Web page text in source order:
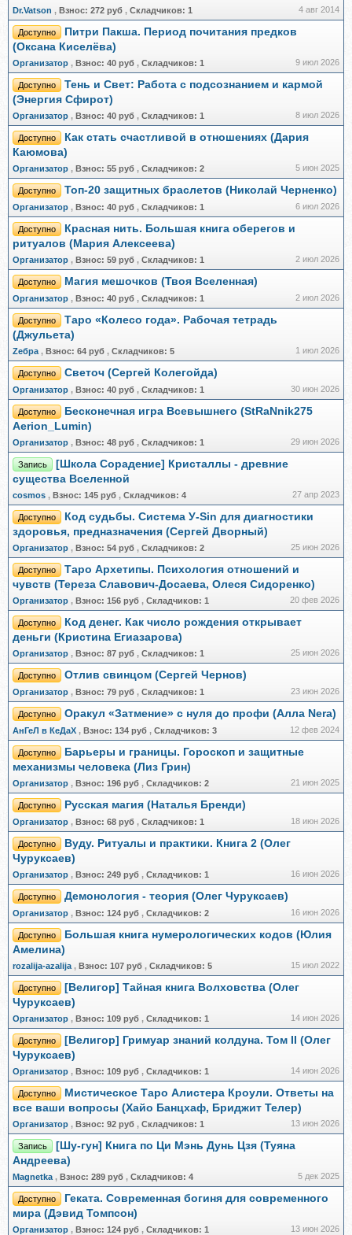
Dr.Vatson , Взнос: 272 руб , Складчиков: 1 4 авг 2014
Доступно
Питри Пакша. Период почитания предков
(Оксана Киселёва)
Организатор , Взнос: 40 руб , Складчиков: 1 9 июл 2026
Доступно
Тень и Свет: Работа с подсознанием и кармой
(Энергия Сфирот)
Организатор , Взнос: 40 руб , Складчиков: 1 8 июл 2026
Доступно
Как стать счастливой в отношениях (Дария
Каюмова)
Организатор , Взнос: 55 руб , Складчиков: 2 5 июн 2025
Доступно Топ-20 защитных браслетов (Николай Черненко)
Организатор , Взнос: 40 руб , Складчиков: 1 6 июл 2026
Доступно
Красная нить. Большая книга оберегов и
ритуалов (Мария Алексеева)
Организатор , Взнос: 59 руб , Складчиков: 1 2 июл 2026
Доступно Магия мешочков (Твоя Вселенная)
Организатор , Взнос: 40 руб , Складчиков: 1 2 июл 2026
Доступно
Таро «Колесо года». Рабочая тетрадь
(Джульета)
Zебра , Взнос: 64 руб , Складчиков: 5 1 июл 2026
Доступно Светоч (Сергей Колегойда)
Организатор , Взнос: 40 руб , Складчиков: 1 30 июн 2026
Доступно
Бесконечная игра Всевышнего (StRaNnik275
Aerion_Lumin)
Организатор , Взнос: 48 руб , Складчиков: 1 29 июн 2026
Запись
[Школа Сорадение] Кристаллы - древние
существа Вселенной
cosmos , Взнос: 145 руб , Складчиков: 4 27 апр 2023
Доступно
Код судьбы. Система У-Sin для диагностики
здоровья, предназначения (Сергей Дворный)
Организатор , Взнос: 54 руб , Складчиков: 2 25 июн 2026
Доступно
Таро Архетипы. Психология отношений и
чувств (Тереза Славович-Досаева, Олеся Сидоренко)
Организатор , Взнос: 156 руб , Складчиков: 1 20 фев 2026
Доступно
Код денег. Как число рождения открывает
деньги (Кристина Егиазарова)
Организатор , Взнос: 87 руб , Складчиков: 1 25 июн 2026
Доступно Отлив свинцом (Сергей Чернов)
Организатор , Взнос: 79 руб , Складчиков: 1 23 июн 2026
Доступно Оракул «Затмение» с нуля до профи (Алла Nera)
АнГеЛ в КеДаХ , Взнос: 134 руб , Складчиков: 3 12 фев 2024
Доступно
Барьеры и границы. Гороскоп и защитные
механизмы человека (Лиз Грин)
Организатор , Взнос: 196 руб , Складчиков: 2 21 июн 2025
Доступно Русская магия (Наталья Бренди)
Организатор , Взнос: 68 руб , Складчиков: 1 18 июн 2026
Доступно
Вуду. Ритуалы и практики. Книга 2 (Олег
Чуруксаев)
Организатор , Взнос: 249 руб , Складчиков: 1 16 июн 2026
Доступно Демонология - теория (Олег Чуруксаев)
Организатор , Взнос: 124 руб , Складчиков: 2 16 июн 2026
Доступно
Большая книга нумерологических кодов (Юлия
Амелина)
rozalija-azalija , Взнос: 107 руб , Складчиков: 5 15 июл 2022
Доступно
[Велигор] Тайная книга Волховства (Олег
Чуруксаев)
Организатор , Взнос: 109 руб , Складчиков: 1 14 июн 2026
Доступно
[Велигор] Гримуар знаний колдуна. Том II (Олег
Чуруксаев)
Организатор , Взнос: 109 руб , Складчиков: 1 14 июн 2026
Доступно
Мистическое Таро Алистера Кроули. Ответы на
все ваши вопросы (Хайо Банцхаф, Бриджит Телер)
Организатор , Взнос: 92 руб , Складчиков: 1 13 июн 2026
Запись
[Шу-гун] Книга по Ци Мэнь Дунь Цзя (Туяна
Андреева)
Magnetka , Взнос: 289 руб , Складчиков: 4 5 дек 2025
Доступно
Геката. Современная богиня для современного
мира (Дэвид Томпсон)
Организатор , Взнос: 124 руб , Складчиков: 1 13 июн 2026